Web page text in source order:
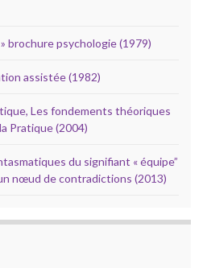
brochure psychologie (1979)
assistée (1982)
Les fondements théoriques
Pratique (2004)
du signifiant « équipe”
nœud de contradictions (2013)